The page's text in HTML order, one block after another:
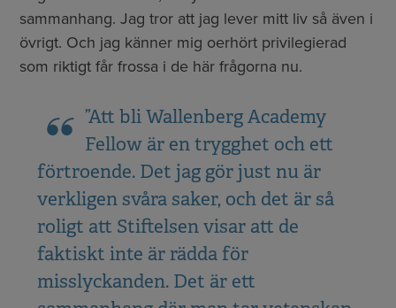
sammanhang. Jag tror att jag lever mitt liv så även i
övrigt. Och jag känner mig oerhört privilegierad
som riktigt får frossa i de här frågorna nu.
”Att bli Wallenberg Academy
Fellow är en trygghet och ett
förtroende. Det jag gör just nu är
verkligen svåra saker, och det är så
roligt att Stiftelsen visar att de
faktiskt inte är rädda för
misslyckanden. Det är ett